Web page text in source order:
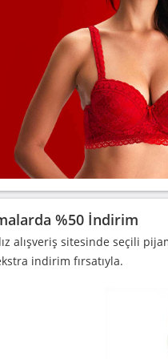
%50 İndirim
alışveriş sitesinde seçili
indirim fırsatıyla.